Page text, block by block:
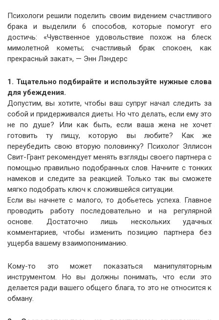
Психологи решили поделить своим видением счастливого
брака и выделили 6 способов, которые помогут его
достичь: «Чувственное удовольствие похож на блеск
мимолетной кометы; счастливый брак спокоен, как
прекрасный закат», — Энн Лэндерс
1. Тщательно подбирайте и используйте нужные слова
для убеждения.
Допустим, вы хотите, чтобы ваш супруг начал следить за
собой и придерживался диеты. Но что делать, если ему это
не по душе? Или как быть, если ваша жена не хочет
готовить ту пищу, которую вы любите? Как же
переубедить свою вторую половинку? Психолог Эллисон
Свит-Грант рекомендует менять взгляды своего партнера с
помощью правильно подобранных слов. Начните с тонких
намеков и следите за реакцией. Только так вы сможете
мягко подобрать ключ к сложившейся ситуации.
Если вы начнете с малого, то добьетесь успеха. Главное
проводить работу последовательно и на регулярной
основе. Достаточно лишь нескольких удачных
комментариев, чтобы изменить позицию партнера без
ущерба вашему взаимопониманию.
Кому-то это может показаться манипуляторным
инструментом. Но вы должны понимать, что если это
делается ради вашего общего блага, то это не относится к
обману.